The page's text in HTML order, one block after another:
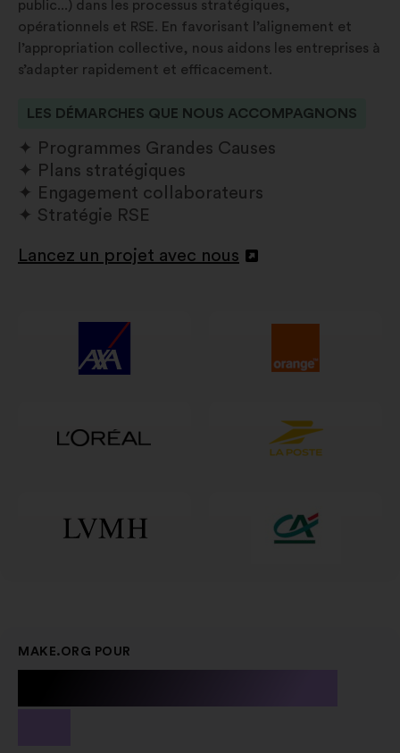
public...) dans les processus stratégiques,
opérationnels et RSE. En favorisant l’alignement et
l’appropriation collective, nous aidons les entreprises à
s’adapter rapidement et efficacement.
LES DÉMARCHES QUE NOUS ACCOMPAGNONS
Programmes Grandes Causes
Plans stratégiques
Engagement collaborateurs
Stratégie RSE
Lancez un projet avec nous
Ouverture
MAKE.ORG POUR